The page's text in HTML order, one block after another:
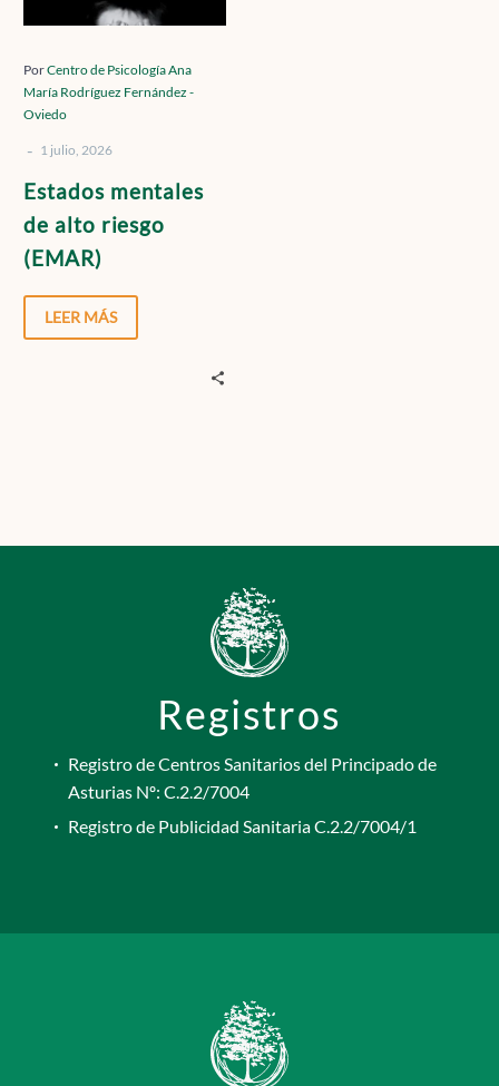
Solicita cita
mentales
alto
riesgo
PorCentro de Psicología Ana
María Rodríguez Fernández -
Oviedo
- 1 julio, 2026
Estados mentales
de alto riesgo
(EMAR)
LEER MÁS
Registros
Registro de Centros Sanitarios del Principado de
Asturias Nº: C.2.2/7004
Registro de Publicidad Sanitaria C.2.2/7004/1